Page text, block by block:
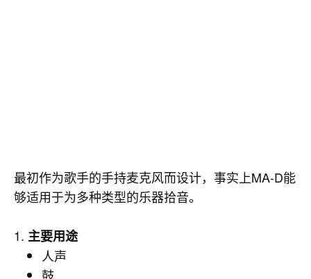
最初作为歌手的手持麦克风而设计，事实上MA-D能
够适用于为多种类型的乐器拾音。
1. 主要用途
人声
鼓